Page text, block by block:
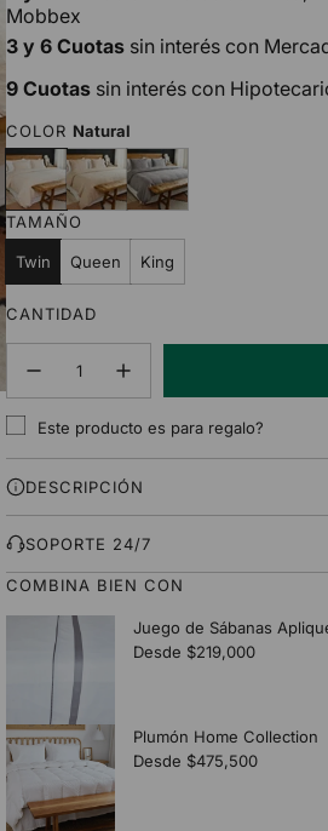
Mobbex
3 y 6 Cuotas sin interés con
9 Cuotas sin interés con
COLOR Natural
N
a
t
u
r
a
l
A
r
e
a
G
r
i
TAMAÑO
Twin Queen King
CANTIDAD
Este producto es para regalo?
DESCRIPCIÓN
SOPORTE 24/7
COMBINA BIEN CON